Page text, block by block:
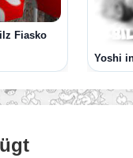
Fiasko
Yoshi